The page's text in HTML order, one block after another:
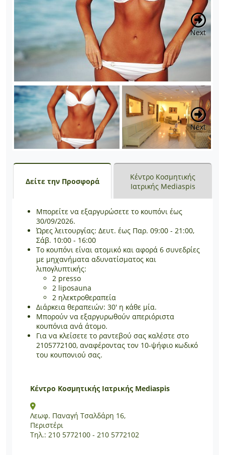
Previous Next
Previous Next
Δείτε την Προσφορά
Κέντρο Κοσμητικής
Ιατρικής Mediaspis
Μπορείτε να εξαργυρώσετε το κουπόνι έως
30/09/2026.
Ώρες λειτουργίας: Δευτ. έως Παρ. 09:00 - 21:00,
Σάβ. 10:00 - 16:00
Το κουπόνι είναι ατομικό και αφορά 6 συνεδρίες
με μηχανήματα αδυνατίσματος και
λιπογλυπτικής:
2 presso
2 liposauna
2 ηλεκτροθεραπεία
Διάρκεια θεραπειών: 30' η κάθε μία.
Μπορούν να εξαργυρωθούν απεριόριστα
κουπόνια ανά άτομο.
Για να κλείσετε το ραντεβού σας καλέστε στο
2105772100, αναφέροντας τον 10-ψήφιο κωδικό
του κουπονιού σας.
Κέντρο Κοσμητικής Ιατρικής Mediaspis
Λεωφ. Παναγή Τσαλδάρη 16,
Περιστέρι
Τηλ.: 210 5772100 - 210 5772102